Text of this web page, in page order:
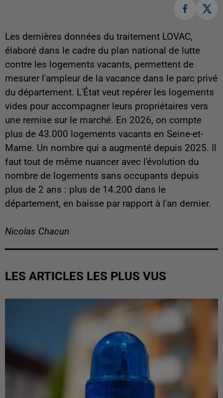
Les dernières données du traitement LOVAC,
élaboré dans le cadre du plan national de lutte
contre les logements vacants, permettent de
mesurer l'ampleur de la vacance dans le parc privé
du département. L'État veut repérer les logements
vides pour accompagner leurs propriétaires vers
une remise sur le marché. En 2026, on compte
plus de 43.000 logements vacants en Seine-et-
Marne. Un nombre qui a augmenté depuis 2025. Il
faut tout de même nuancer avec l'évolution du
nombre de logements sans occupants depuis
plus de 2 ans : plus de 14.200 dans le
département, en baisse par rapport à l'an dernier.
Nicolas Chacun
LES ARTICLES LES PLUS VUS